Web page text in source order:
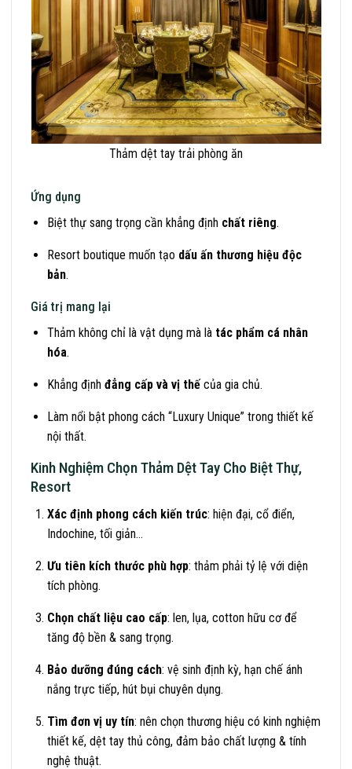
Thảm dệt tay trải phòng ăn
Ứng dụng
Biệt thự sang trọng cần khẳng định chất riêng.
Resort boutique muốn tạo dấu ấn thương hiệu độc
bản.
Giá trị mang lại
Thảm không chỉ là vật dụng mà là tác phẩm cá nhân
hóa.
Khẳng định đẳng cấp và vị thếcủa gia chủ.
Làm nổi bật phong cách “Luxury Unique” trong thiết kế
nội thất.
Kinh Nghiệm Chọn Thảm Dệt Tay Cho Biệt Thự,
Resort
Xác định phong cách kiến trúc: hiện đại, cổ điển,
Indochine, tối giản…
Ưu tiên kích thước phù hợp: thảm phải tỷ lệ với diện
tích phòng.
Chọn chất liệu cao cấp: len, lụa, cotton hữu cơ để
tăng độ bền & sang trọng.
Bảo dưỡng đúng cách: vệ sinh định kỳ, hạn chế ánh
nắng trực tiếp, hút bụi chuyên dụng.
Tìm đơn vị uy tín: nên chọn thương hiệu có kinh nghiệm
thiết kế, dệt tay thủ công, đảm bảo chất lượng & tính
nghệ thuật.